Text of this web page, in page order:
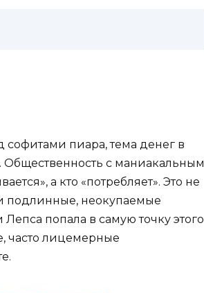
софитами пиара, тема денег в
Общественность с маниакальным
а кто «потребляет». Это не
подлинные, неокупаемые
попала в самую точку этого
часто лицемерные